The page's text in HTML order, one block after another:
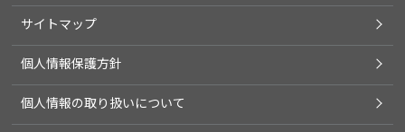
サイトマップ
個人情報保護方針
個人情報の取り扱いについて